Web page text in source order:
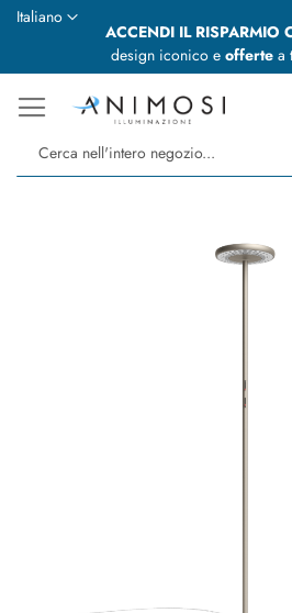
ACCENDI IL RISPARMIO
design iconico e offertea
Lingua
Italiano